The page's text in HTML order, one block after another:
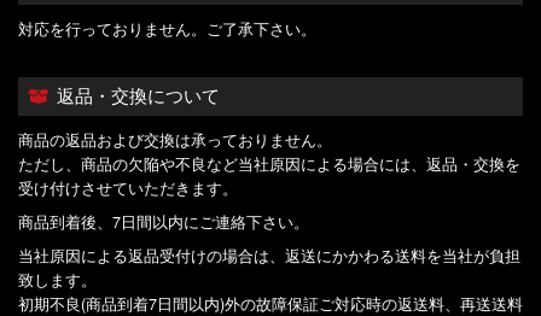
対応を行っておりません。ご了承下さい。
返品・交換について
商品の返品および交換は承っておりません。
ただし、商品の欠陥や不良など当社原因による場合には、返品・交換を
受け付けさせていただきます。
商品到着後、7日間以内にご連絡下さい。
当社原因による返品受付けの場合は、返送にかかわる送料を当社が負担
致します。
初期不良(商品到着7日間以内)外の故障保証ご対応時の返送料、再送送料